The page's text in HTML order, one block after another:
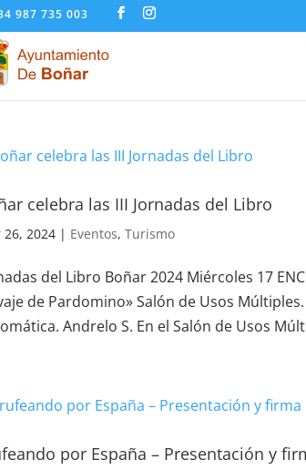
987 735 003
celebra las III Jornadas del Libro
26, 2024 | Eventos,Turismo
del Libro Boñar 2024 Miércoles 17
de Pardomino» Salón de Usos Múltiples.
Andrelo S. En el Salón de Usos
por España – Presentación y